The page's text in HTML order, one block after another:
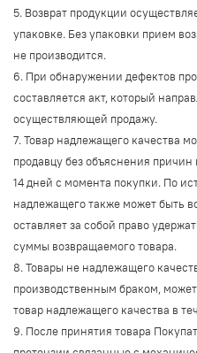
5. Возврат продукции
упаковке. Без упаковки прием
не производится.
6. При обнаружении дефектов
составляется акт, который
осуществляющей продажу.
7. Товар надлежащего качества
продавцу без объяснения
14 дней с момента покупки. По
надлежащего также может быть
оставляет за собой право
суммы возвращаемого товара.
8. Товары не надлежащего
производственным браком,
товар надлежащего качества в
9. После принятия товара